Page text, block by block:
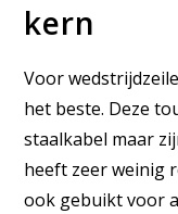
kern
Voor
het beste. Deze
staalkabel maar
heeft zeer weinig
ook gebuikt voor